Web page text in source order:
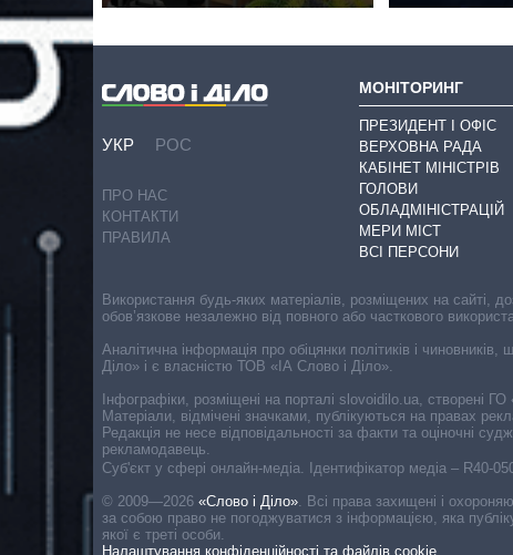
УКР РОС
ПРО НАС
КОНТАКТИ
ПРАВИЛА
МОНІТОРИНГ
ПРЕЗИДЕНТ І ОФІС
ВЕРХОВНА РАДА
КАБІНЕТ МІНІСТРІВ
ГОЛОВИ
ОБЛАДМІНІСТРАЦІЙ
МЕРИ МІСТ
ВСІ ПЕРСОНИ
Cуб'єкт у сфері онлайн-медіа. Ідентифікатор медіа – R40-
© 2009—2026 «Слово і Діло» Всі права захищені і
за собою право не погоджуватися з інформацією, яка
якої є треті особи.
Налаштування конфіденційності та файлів cookie
Використання будь-яких матеріалів, розміщених на сайті,
обов’язкове незалежно від повного або часткового
Аналітична інформація про обіцянки політиків і
Діло» і є власністю ТОВ «ІА Слово і Діло».
Інфографіки, розміщені на порталі slovoidilo.ua, створені
Матеріали, відмічені значками, публікуються на правах
Редакція не несе відповідальності за факти та оціночні
рекламодавець.